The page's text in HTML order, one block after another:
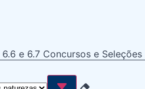
6.6 e 6.7 Concursos e Seleções